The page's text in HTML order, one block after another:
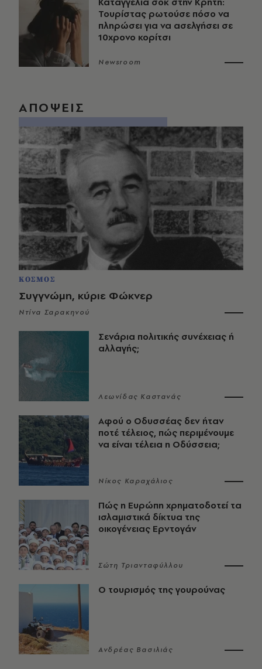
Τουρίστας ρωτούσε πόσο να
πληρώσει για να ασελγήσει σε
10χρονο κορίτσι
Newsroom
ΑΠΟΨΕΙΣ
ΚΟΣΜΟΣ
Συγγνώμη, κύριε Φώκνερ
Ντίνα Σαρακηνού
Σενάρια πολιτικής συνέχειας ή
αλλαγής;
Λεωνίδας Καστανάς
Αφού ο Οδυσσέας δεν ήταν
ποτέ τέλειος, πώς περιμένουμε
να είναι τέλεια η Οδύσσεια;
Νίκος Καραχάλιος
Πώς η Ευρώπη χρηματοδοτεί τα
ισλαμιστικά δίκτυα της
οικογένειας Ερντογάν
Σώτη Τριανταφύλλου
Ο τουρισμός της γουρούνας
Ανδρέας Βασιλιάς